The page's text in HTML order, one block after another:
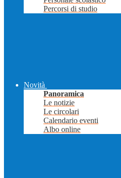
Percorsi di studio
Novità
Panoramica
Le notizie
Le circolari
Calendario eventi
Albo online